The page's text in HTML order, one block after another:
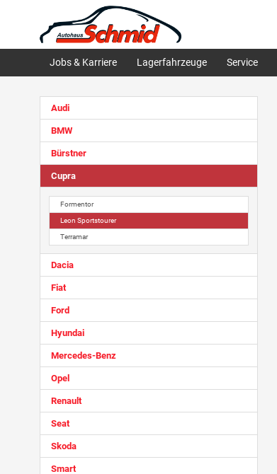
Jobs & Karriere Lagerfahrzeuge Service
Audi
BMW
Bürstner
Cupra
Formentor
Leon Sportstourer
Terramar
Dacia
Fiat
Ford
Hyundai
Mercedes-Benz
Opel
Renault
Seat
Skoda
Smart